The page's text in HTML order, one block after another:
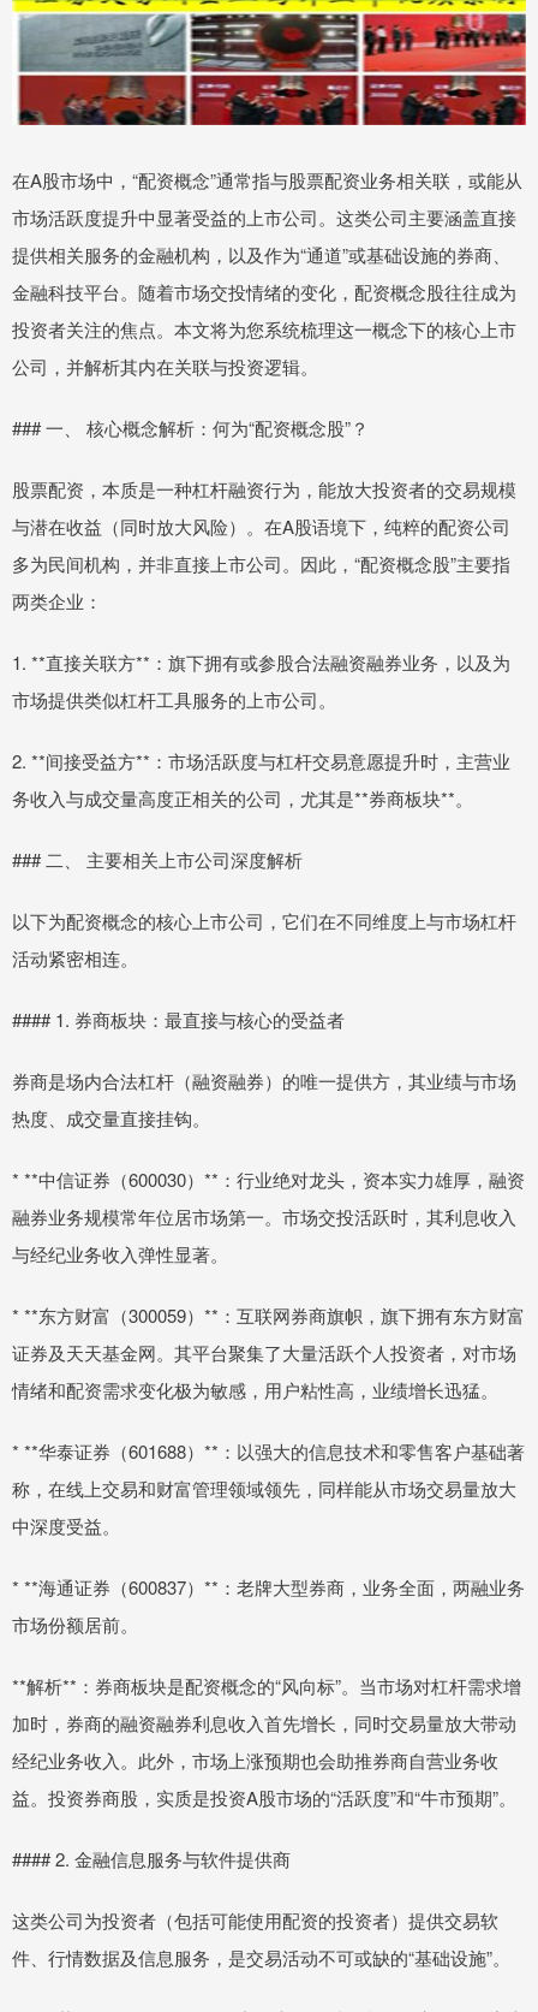
在A股市场中，“配资概念”通常指与股票配资业务相关联，或能从
市场活跃度提升中显著受益的上市公司。这类公司主要涵盖直接
提供相关服务的金融机构，以及作为“通道”或基础设施的券商、
金融科技平台。随着市场交投情绪的变化，配资概念股往往成为
投资者关注的焦点。本文将为您系统梳理这一概念下的核心上市
公司，并解析其内在关联与投资逻辑。
### 一、 核心概念解析：何为“配资概念股”？
股票配资，本质是一种杠杆融资行为，能放大投资者的交易规模
与潜在收益（同时放大风险）。在A股语境下，纯粹的配资公司
多为民间机构，并非直接上市公司。因此，“配资概念股”主要指
两类企业：
1. **直接关联方**：旗下拥有或参股合法融资融券业务，以及为
市场提供类似杠杆工具服务的上市公司。
2. **间接受益方**：市场活跃度与杠杆交易意愿提升时，主营业
务收入与成交量高度正相关的公司，尤其是**券商板块**。
### 二、 主要相关上市公司深度解析
以下为配资概念的核心上市公司，它们在不同维度上与市场杠杆
活动紧密相连。
#### 1. 券商板块：最直接与核心的受益者
券商是场内合法杠杆（融资融券）的唯一提供方，其业绩与市场
热度、成交量直接挂钩。
* **中信证券（600030）**：行业绝对龙头，资本实力雄厚，融资
融券业务规模常年位居市场第一。市场交投活跃时，其利息收入
与经纪业务收入弹性显著。
* **东方财富（300059）**：互联网券商旗帜，旗下拥有东方财富
证券及天天基金网。其平台聚集了大量活跃个人投资者，对市场
情绪和配资需求变化极为敏感，用户粘性高，业绩增长迅猛。
* **华泰证券（601688）**：以强大的信息技术和零售客户基础著
称，在线上交易和财富管理领域领先，同样能从市场交易量放大
中深度受益。
* **海通证券（600837）**：老牌大型券商，业务全面，两融业务
市场份额居前。
**解析**：券商板块是配资概念的“风向标”。当市场对杠杆需求增
加时，券商的融资融券利息收入首先增长，同时交易量放大带动
经纪业务收入。此外，市场上涨预期也会助推券商自营业务收
益。投资券商股，实质是投资A股市场的“活跃度”和“牛市预期”。
#### 2. 金融信息服务与软件提供商
这类公司为投资者（包括可能使用配资的投资者）提供交易软
件、行情数据及信息服务，是交易活动不可或缺的“基础设施”。